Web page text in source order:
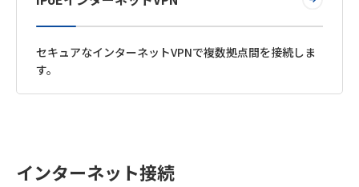
セキュアなインターネットVPNで複数拠点間を接続しま
す。
インターネット接続